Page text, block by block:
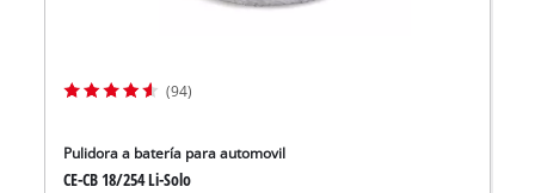
(94)
Pulidora a batería para automovil
CE-CB 18/254 Li-Solo